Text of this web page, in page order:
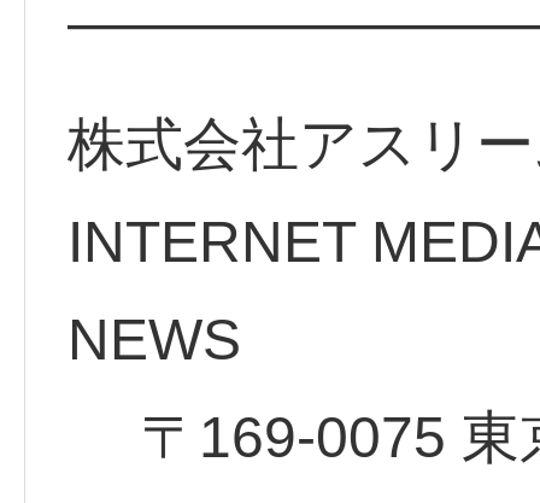
株式会社アスリ
INTERNET
〒169-0075 東